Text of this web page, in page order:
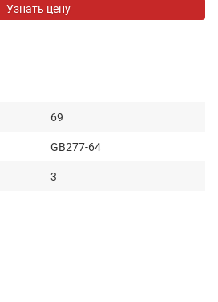
Узнать цену
69
GB277-64
3